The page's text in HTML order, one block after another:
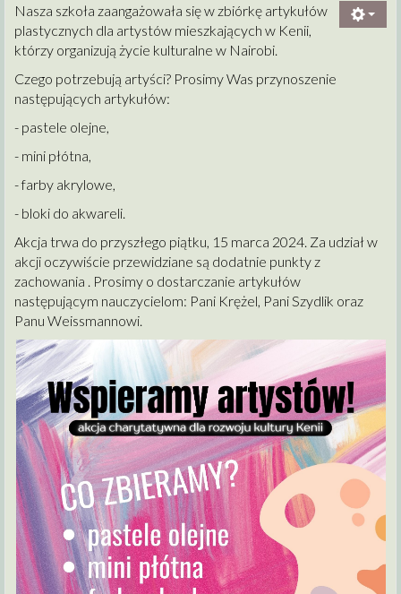
Nasza szkoła zaangażowała się w zbiórkę artykułów
plastycznych dla artystów mieszkających w Kenii,
którzy organizują życie kulturalne w Nairobi.
Czego potrzebują artyści? Prosimy Was przynoszenie
następujących artykułów:
- pastele olejne,
- mini płótna,
- farby akrylowe,
- bloki do akwareli.
Akcja trwa do przyszłego piątku, 15 marca 2024. Za udział w
akcji oczywiście przewidziane są dodatnie punkty z
zachowania . Prosimy o dostarczanie artykułów
następującym nauczycielom: Pani Krężel, Pani Szydlik oraz
Panu Weissmannowi.